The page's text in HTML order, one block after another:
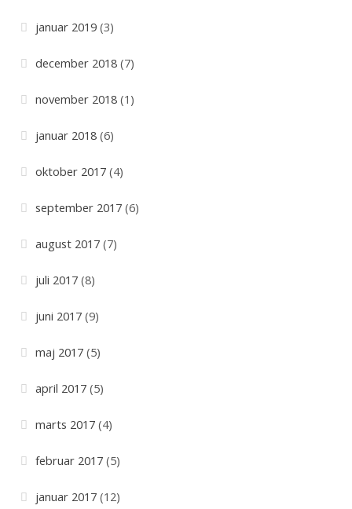
januar 2019(3)
december 2018(7)
november 2018(1)
januar 2018(6)
oktober 2017(4)
september 2017(6)
august 2017(7)
juli 2017(8)
juni 2017(9)
maj 2017(5)
april 2017(5)
marts 2017(4)
februar 2017(5)
januar 2017(12)